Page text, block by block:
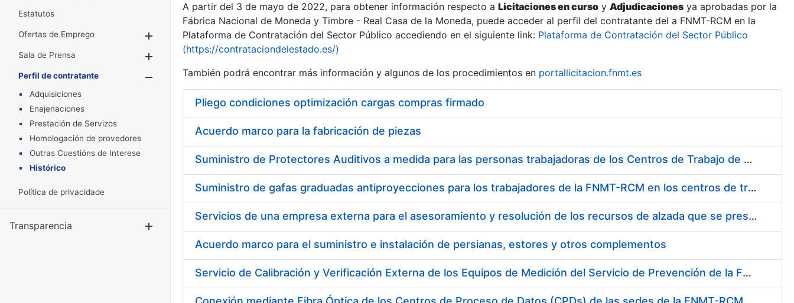
Estatutos
Ofertas de Emprego
Mostrar/Ocultar
Sala de Prensa
Mostrar/Ocultar
Perfil de contratante
Mostrar/Ocultar
Adquisiciones
Enajenaciones
Prestación de Servizos
Homologación de provedores
Outras Cuestións de Interese
Histórico
Política de privacidade
Transparencia
A partir del 3 de mayo de 2022, para obtener información respecto a Licitaciones en curso y Adjudicaciones ya aprobadas por la
Fábrica Nacional de Moneda y Timbre - Real Casa de la Moneda, puede acceder al perfil del contratante del a FNMT-RCM en la
Plataforma de Contratación del Sector Público accediendo en el siguiente link: Plataforma de Contratación del Sector Público
(https://contrataciondelestado.es/)
También podrá encontrar más información y algunos de los procedimientos en portallicitacion.fnmt.es
Pliego condiciones optimización cargas compras firmado
Acuerdo marco para la fabricación de piezas
Suministro de Protectores Auditivos a medida para las personas trabajadoras de los Centros de Trabajo de Madrid y Burgos
Suministro de gafas graduadas antiproyecciones para los trabajadores de la FNMT-RCM en los centros de trabajo de Madrid y Burgos
Servicios de una empresa externa para el asesoramiento y resolución de los recursos de alzada que se presentan relacionados con procesos de selección para la FNMT-RCM
Acuerdo marco para el suministro e instalación de persianas, estores y otros complementos
Servicio de Calibración y Verificación Externa de los Equipos de Medición del Servicio de Prevención de la FNMT-RCM